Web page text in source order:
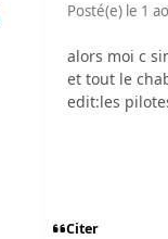
Posté(e) le 1
alors moi c
et tout le
edit:les
Citer